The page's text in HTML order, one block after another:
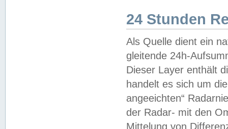
24 Stunden
Als Quelle dient ein
gleitende 24h-
Dieser Layer enthält
handelt es sich um
angeeichten“
der Radar- mit den
Mittelung von